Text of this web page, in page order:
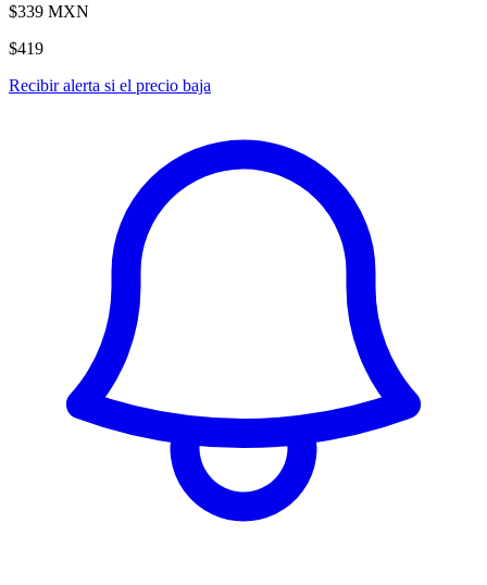
$339 MXN
$419
Recibir alerta si el precio baja